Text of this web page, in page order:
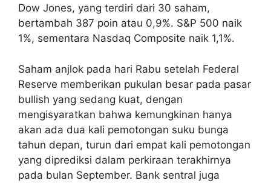
Dow Jones, yang terdiri dari 30 saham,
bertambah 387 poin atau 0,9%. S&P 500 naik
1%, sementara Nasdaq Composite naik 1,1%.
Saham anjlok pada hari Rabu setelah Federal
Reserve memberikan pukulan besar pada pasar
bullish yang sedang kuat, dengan
mengisyaratkan bahwa kemungkinan hanya
akan ada dua kali pemotongan suku bunga
tahun depan, turun dari empat kali pemotongan
yang diprediksi dalam perkiraan terakhirnya
pada bulan September. Bank sentral juga